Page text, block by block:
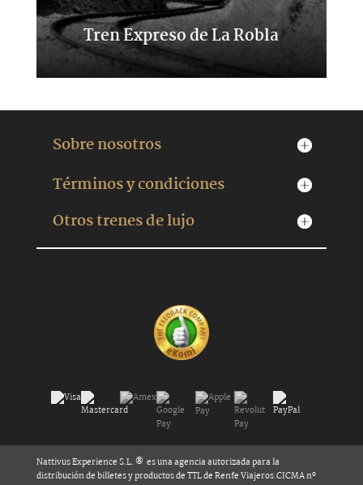
Tren Expreso de La Robla
Un viaje entre León y Bilbao
Sobre nosotros
Términos y condiciones
Otros trenes de lujo
Nattivus Experience S.L. ® es una agencia autorizada para la
distribución de billetes y productos de TTL de Renfe Viajeros.CICMA nº